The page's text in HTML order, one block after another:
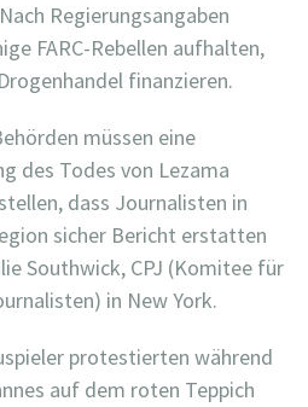
Regierungsangaben
FARC-Rebellen aufhalten,
finanzieren.
müssen eine
des Todes von Lezama
dass Journalisten in
sicher Bericht erstatten
Southwick, CPJ (Komitee für
in New York.
protestierten während
auf dem roten Teppich